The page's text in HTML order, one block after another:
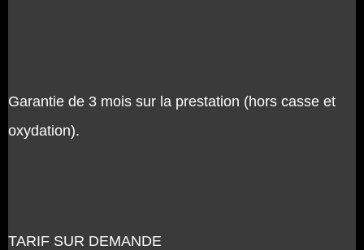
Garantie de 3 mois sur la prestation (hors casse et
oxydation).
TARIF SUR DEMANDE